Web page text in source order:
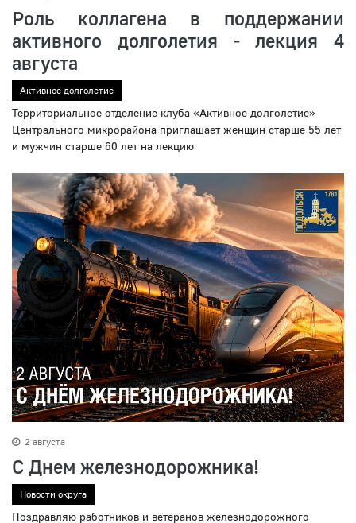
Роль коллагена в поддержании
активного долголетия - лекция 4
августа
Активное долголетие
Территориальное отделение клуба «Активное долголетие»
Центрального микрорайона приглашает женщин старше 55 лет
и мужчин старше 60 лет на лекцию
2 августа
С Днем железнодорожника!
Новости округа
Поздравляю работников и ветеранов железнодорожного